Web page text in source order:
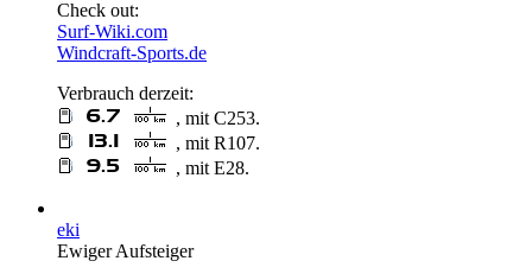
Check out:
Surf-Wiki.com
Windcraft-Sports.de
Verbrauch derzeit:
, mit C253.
, mit R107.
, mit E28.
eki
Ewiger Aufsteiger